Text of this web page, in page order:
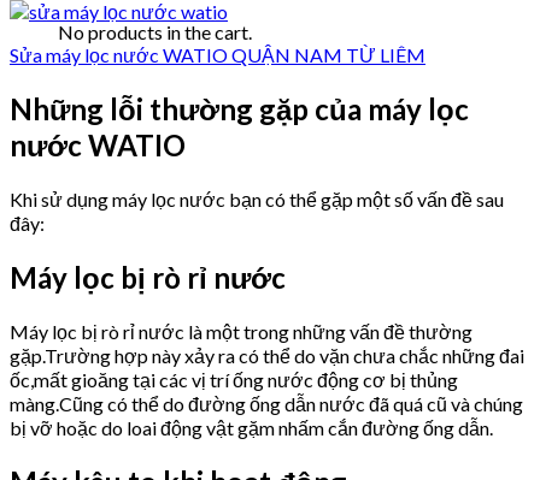
No products in the cart.
Sửa máy lọc nước WATIO QUẬN NAM TỪ LIÊM
Những lỗi thường gặp của máy lọc
nước WATIO
Khi sử dụng máy lọc nước bạn có thể gặp một số vấn đề sau
đây:
Máy lọc bị rò rỉ nước
Máy lọc bị rò rỉ nước là một trong những vấn đề thường
gặp.Trường hợp này xảy ra có thể do vặn chưa chắc những đai
ốc,mất gioăng tại các vị trí ống nước động cơ bị thủng
màng.Cũng có thể do đường ống dẫn nước đã quá cũ và chúng
bị vỡ hoặc do loai động vật gặm nhấm cắn đường ống dẫn.